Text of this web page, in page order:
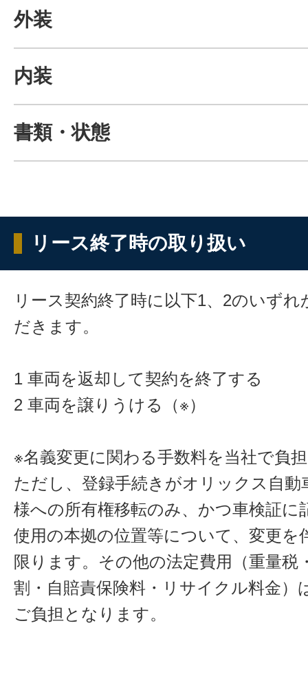
外装
内装
書類・状態
リース終了時の取り扱い
リース契約終了時に以下1、2のいず
だきます。
1 車両を返却して契約を終了する
2 車両を譲りうける（※）
※名義変更に関わる手数料を当社で負
ただし、登録手続きがオリックス自動
様への所有権移転のみ、かつ車検証に
使用の本拠の位置等について、変更を
限ります。その他の法定費用（重量税
割・自賠責保険料・リサイクル料金）
ご負担となります。